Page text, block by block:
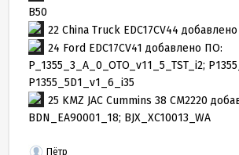
B50
22 China Truck EDC17CV44
24 Ford EDC17CV41 добавлено ПО:
P_1355_3_A_0_OTO_v11_5_TST_i2;
P1355_5D1_v1_6_i35
25 KMZ JAC Cummins 38 CM2220
BDN_EA90001_18; BJX_XC10013_WA
Пётр